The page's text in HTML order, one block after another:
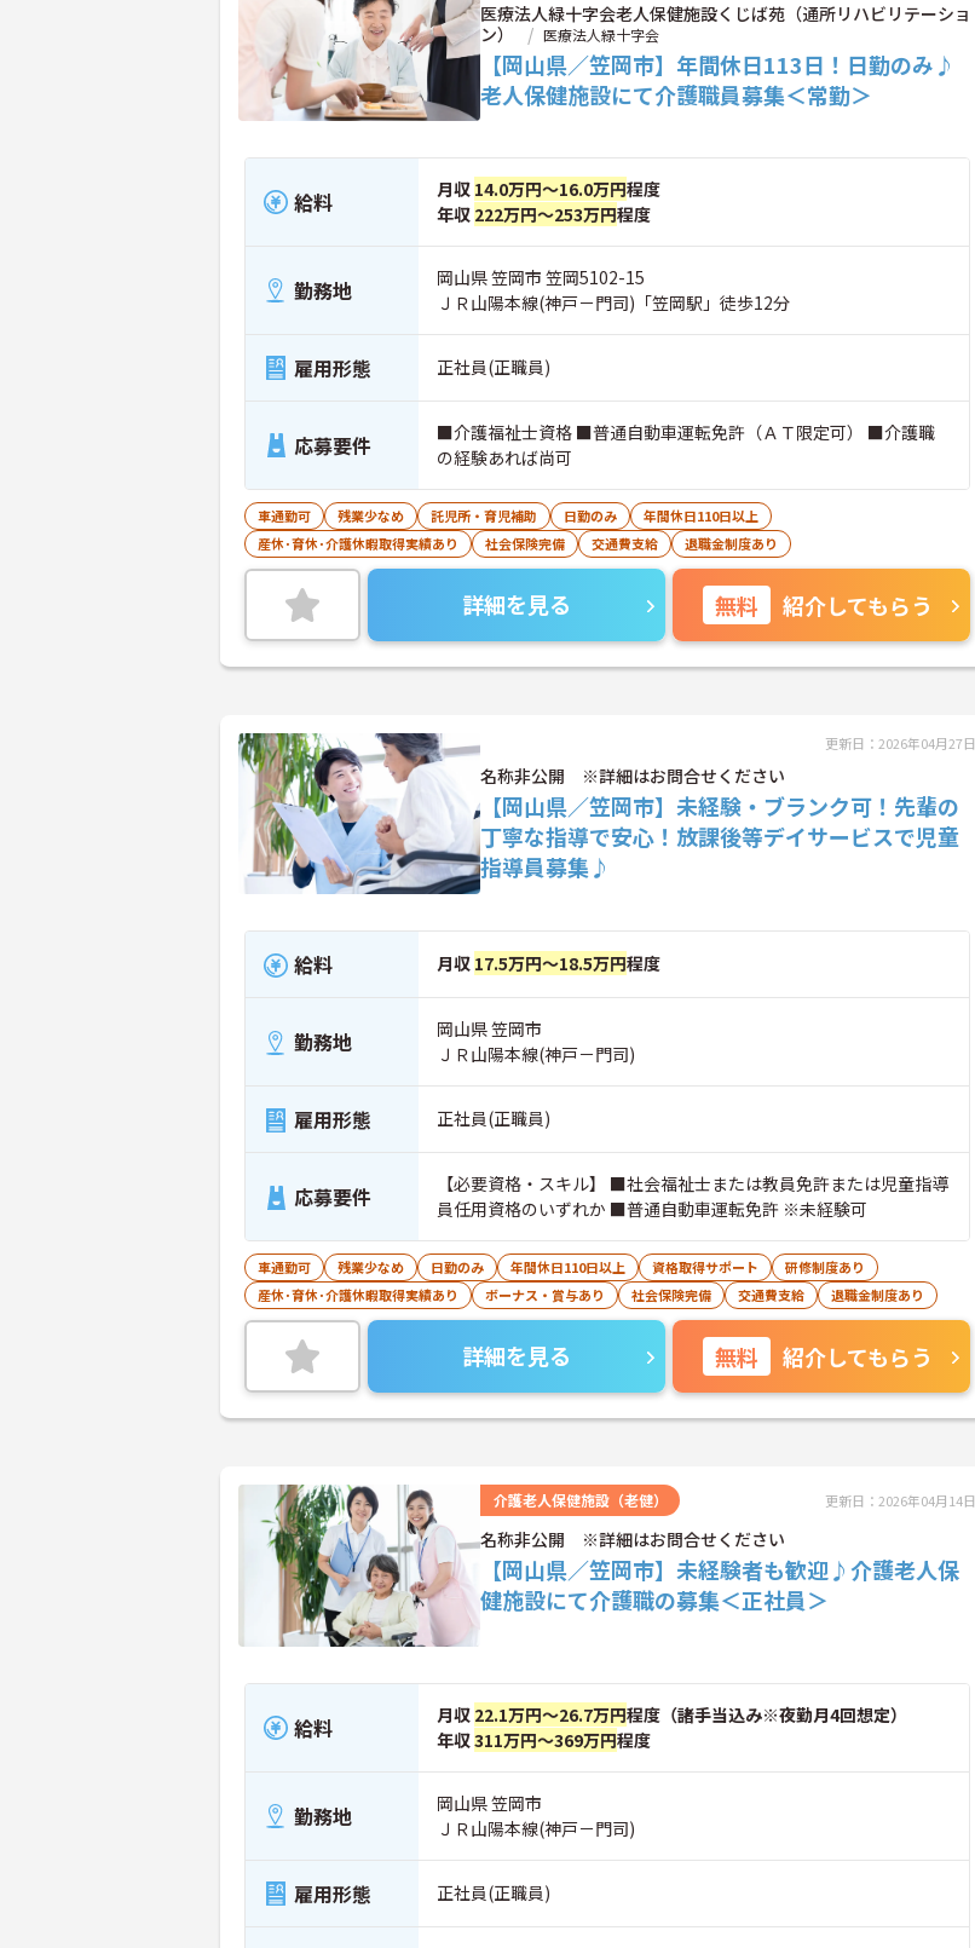
医療法人緑十字会老人保健施設くじば苑（通所リハビリテーショ
ン）
医療法人緑十字会
【岡山県／笠岡市】年間休日113日！日勤のみ♪
老人保健施設にて介護職員募集＜常勤＞
給料 月収 14.0万円～16.0万円程度
年収 222万円～253万円程度
勤務地
岡山県 笠岡市 笠岡5102-15
ＪＲ山陽本線(神戸－門司)「笠岡駅」徒歩12分
雇用形態 正社員(正職員)
応募要件
■介護福祉士資格 ■普通自動車運転免許（ＡＴ限定可） ■介護職
の経験あれば尚可
車通勤可 残業少なめ 託児所・育児補助 日勤のみ
年間休日110日以上
産休･育休･介護休暇取得実績あり
社会保険完備 交通費支給 退職金制度あり
詳細を見る 無料 紹介してもらう
更新日：2026年04月27日
名称非公開 ※詳細はお問合せください
【岡山県／笠岡市】未経験・ブランク可！先輩の
丁寧な指導で安心！放課後等デイサービスで児童
指導員募集♪
給料 月収 17.5万円～18.5万円程度
勤務地
岡山県 笠岡市
ＪＲ山陽本線(神戸－門司)
雇用形態 正社員(正職員)
応募要件
【必要資格・スキル】 ■社会福祉士または教員免許または児童指導
員任用資格のいずれか ■普通自動車運転免許 ※未経験可
車通勤可 残業少なめ 日勤のみ 年間休日110日以上 資格取得サポート
研修制度あり
産休･育休･介護休暇取得実績あり
ボーナス・賞与あり 社会保険完備 交通費支給 退職金制度あり
詳細を見る 無料 紹介してもらう
介護老人保健施設（老健） 更新日：2026年04月14日
名称非公開 ※詳細はお問合せください
【岡山県／笠岡市】未経験者も歓迎♪介護老人保
健施設にて介護職の募集＜正社員＞
給料 月収 22.1万円～26.7万円程度（諸手当込み※夜勤月4回想定）
年収311万円～369万円程度
勤務地
岡山県 笠岡市
ＪＲ山陽本線(神戸－門司)
雇用形態 正社員(正職員)